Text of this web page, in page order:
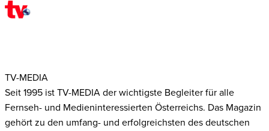
TV-MEDIA
Seit 1995 ist TV-MEDIA der wichtigste Begleiter für alle
Fernseh- und Medieninteressierten Österreichs. Das Magazin
gehört zu den umfang- und erfolgreichsten des deutschen